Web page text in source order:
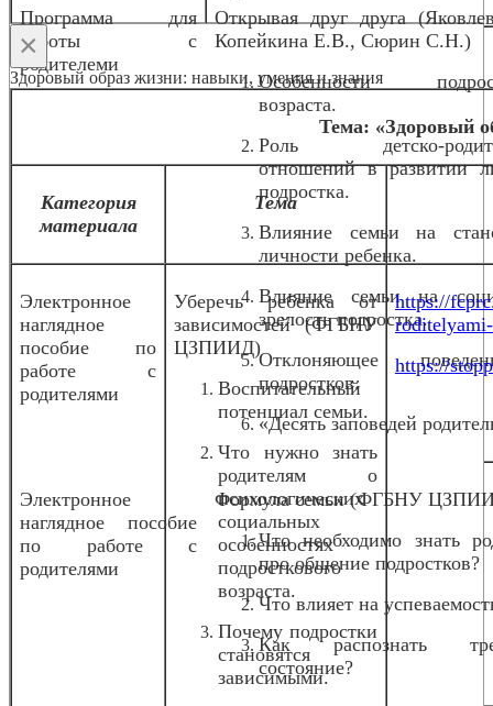
Программа для
работы с
родителеми
Открывая друг друга
Копейкина Е.В., Сюрин С.Н.)
Особенности
возраста.
Роль детско-
отношений в развитии
подростка.
Влияние семьи на
личности ребенка.
Влияние семьи на
зрелость подростка.
Отклоняющее
подростков.
«Десять заповедей
Электронное
наглядное пособие
по работе с
родителями
Формула семьи (ФГБНУ
Что необходимо знать
про общение подростков?
Что влияет на
Как распознать
состояние?
×
Здоровый образ жизни: навыки, умения и знания
Тема: «Здоровый
Категория
материала
Тема
Электронное
наглядное
пособие по
работе с
родителями
Уберечь ребенка от
зависимостей (ФГБНУ
ЦЗПИИД)
Воспитательный
потенциал семьи.
Что нужно знать
родителям о
психологических
социальных
особенностях
подросткового
возраста.
Почему подростки
становятся
зависимыми.
https://
https://